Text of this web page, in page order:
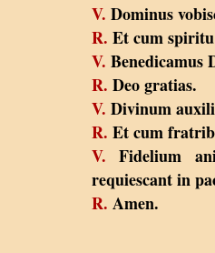
V. Dominus
R. Et cum
V. Benedicamus
R. Deo gratias.
V. Divinum
R. Et cum
V. Fidelium
requiescant in
R. Amen.